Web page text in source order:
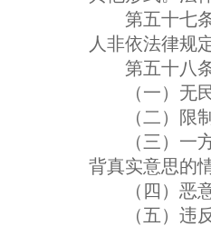
第五十七条
人非依法律规
第五十八条
（一）无民
（二）限制
（三）一方
背真实意思的
（四）恶意
（五）违反